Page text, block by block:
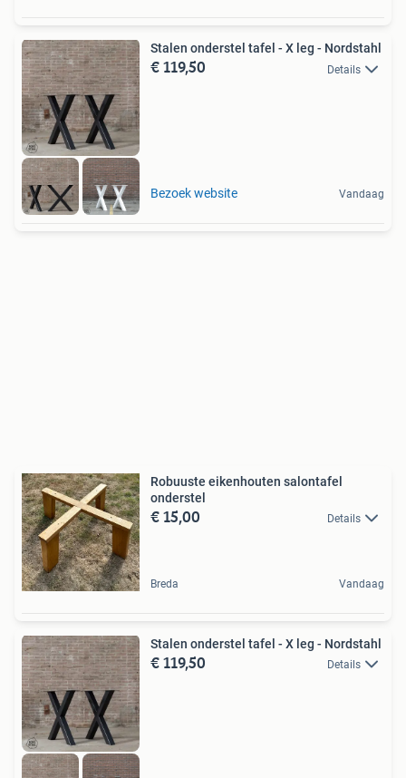
Stalen onderstel tafel - X leg - Nordstahl
€ 119,50 Details
Bezoek website Vandaag
Robuuste eikenhouten salontafel
onderstel
€ 15,00 Details
Breda Vandaag
Stalen onderstel tafel - X leg - Nordstahl
€ 119,50 Details